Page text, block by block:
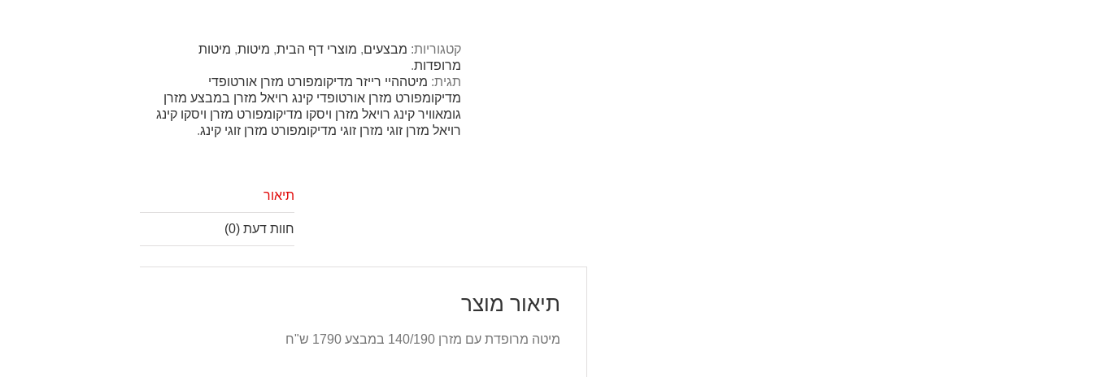
קטגוריות: מבצעים, מוצרי דף הבית, מיטות, מיטות
מרופדות.
תגית: מיטההיי רייזר מדיקומפורט מזרן אורטופדי
מדיקומפורט מזרן אורטופדי קינג רויאל מזרן במבצע מזרן
גומאוויר קינג רויאל מזרן ויסקו מדיקומפורט מזרן ויסקו קינג
רויאל מזרן זוגי מזרן זוגי מדיקומפורט מזרן זוגי קינג.
תיאור
חוות דעת (0)
תיאור מוצר
מיטה מרופדת עם מזרן 140/190 במבצע 1790 ש"ח